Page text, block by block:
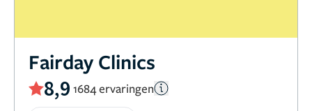
Fairday Clinics
8,9 1684 ervaringen